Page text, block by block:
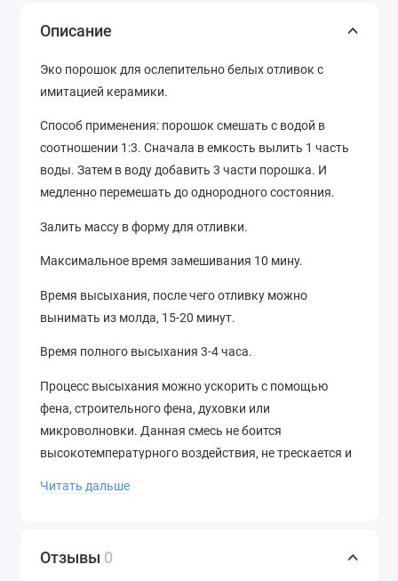
Описание
Эко порошок для ослепительно белых отливок с
имитацией керамики.
Способ применения: порошок смешать с водой в
соотношении 1:3. Сначала в емкость вылить 1 часть
воды. Затем в воду добавить 3 части порошка. И
медленно перемешать до однородного состояния.
Залить массу в форму для отливки.
Максимальное время замешивания 10 мину.
Время высыхания, после чего отливку можно
вынимать из молда, 15-20 минут.
Время полного высыхания 3-4 часа.
Процесс высыхания можно ускорить с помощью
фена, строительного фена, духовки или
микроволновки. Данная смесь не боится
высокотемпературного воздействия, не трескается и
любыми краски и составами.
Читать дальше
Отзывы 0